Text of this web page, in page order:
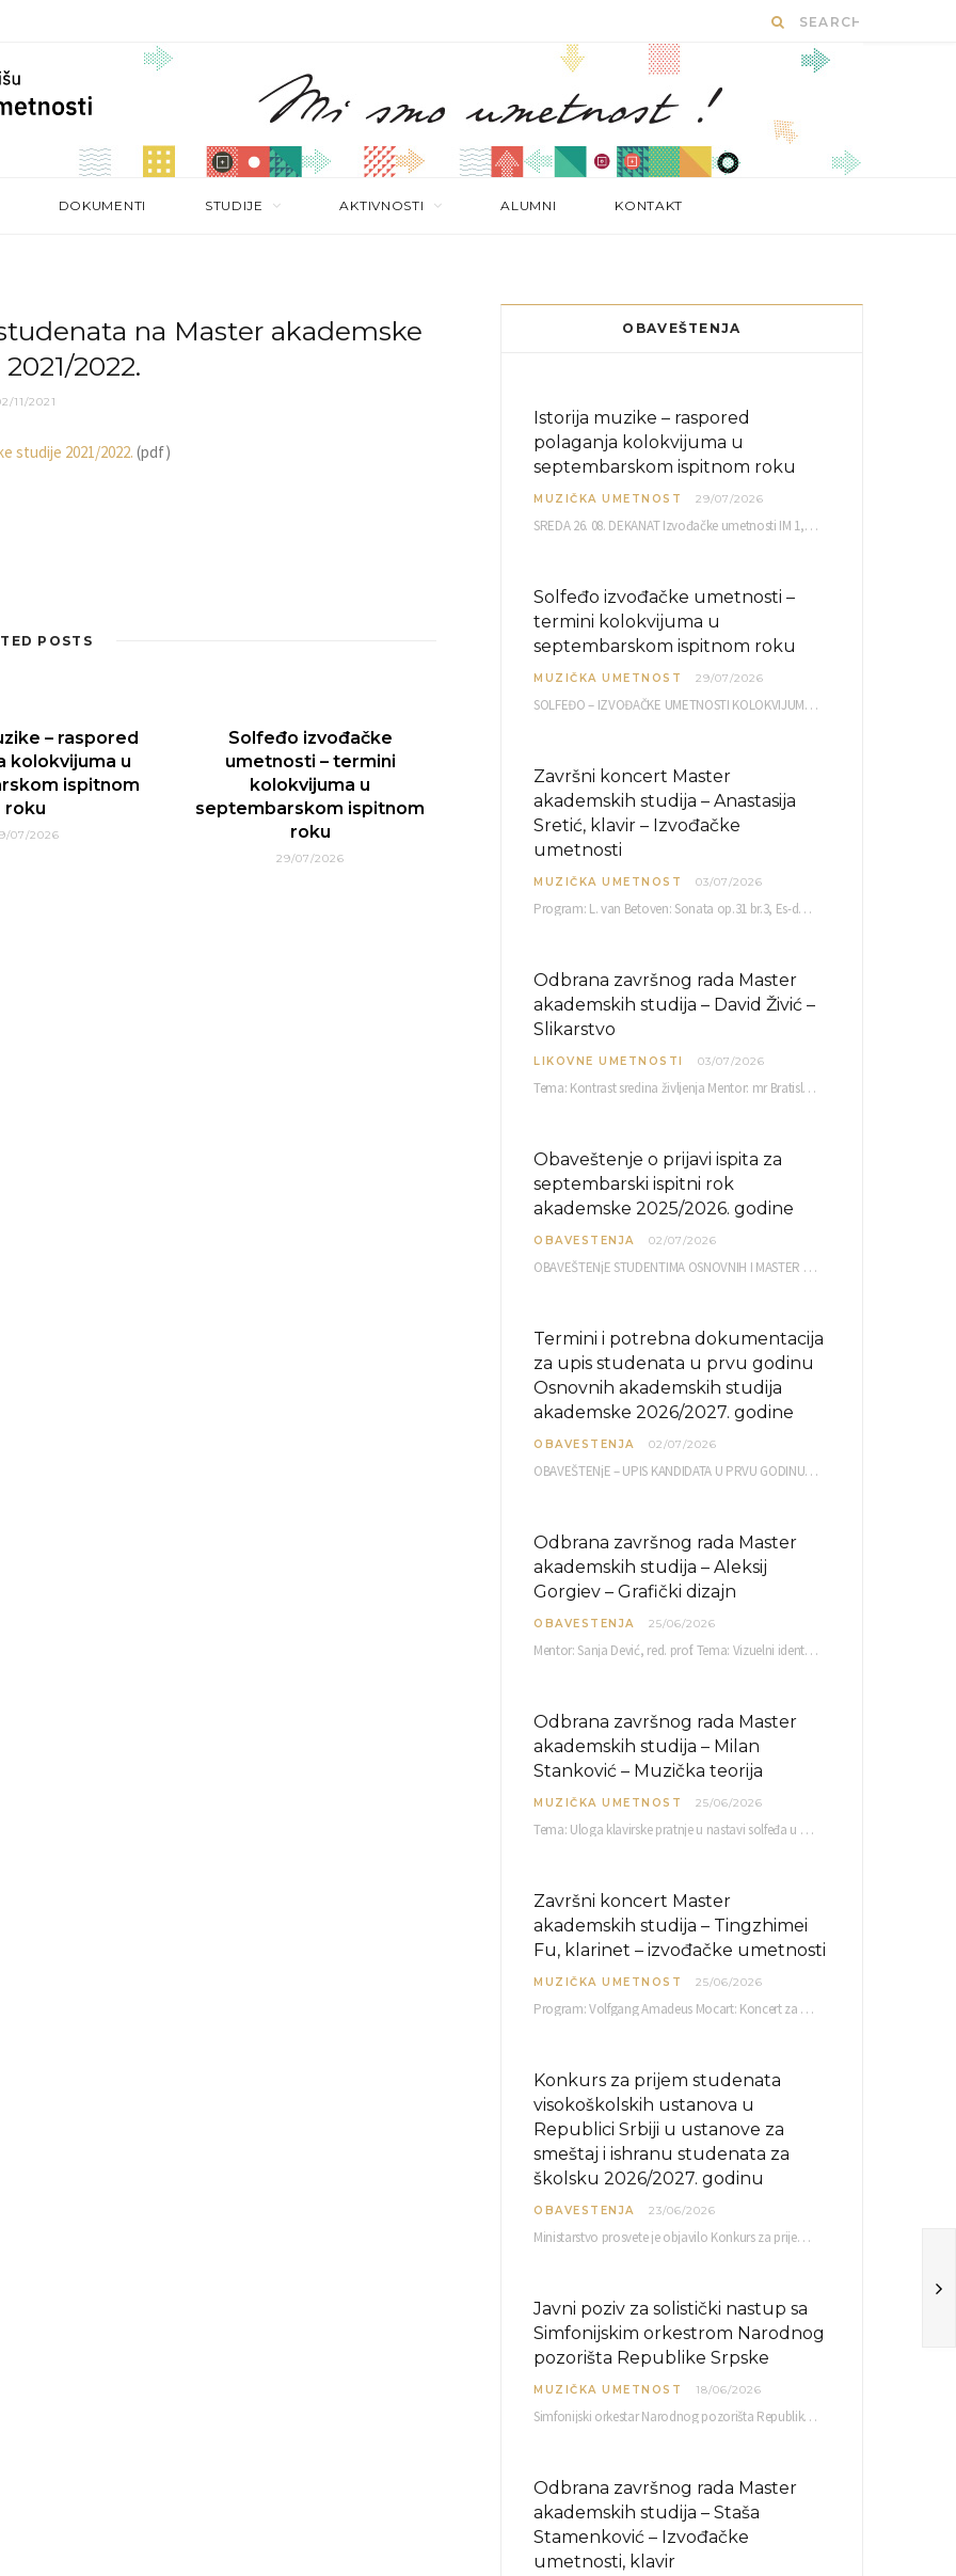
DOKUMENTI STUDIJE AKTIVNOSTI ALUMNI KONTAKT
na Master akademske
2022.
11/2021
studije 2021/2022. (pdf)
POSTS
– raspored
kolokvijuma u
ispitnom
roku
07/2026
Solfeđo izvođačke
umetnosti – termini
kolokvijuma u
septembarskom ispitnom
roku
29/07/2026
OBAVEŠTENJA
Istorija muzike – raspored
polaganja kolokvijuma u
septembarskom ispitnom roku
MUZIČKA UMETNOST 29/07/2026
SREDA 26. 08. DEKANAT Izvođačke umetnosti IM 1, 2 10,00 IM 3, 4 10,30 IM…
Solfeđo izvođačke umetnosti –
termini kolokvijuma u
septembarskom ispitnom roku
MUZIČKA UMETNOST 29/07/2026
SOLFEĐO – IZVOĐAČKE UMETNOSTI KOLOKVIJUM septembarski ispitni rok četvrtak, 03.09.2026. uč. br. 12 PISMENI…
Završni koncert Master
akademskih studija – Anastasija
Sretić, klavir – Izvođačke
umetnosti
MUZIČKA UMETNOST 03/07/2026
Program: L. van Betoven: Sonata op.31 br.3, Es-dur R. Šuman: Bečki karneval op.26 K. Debisi:…
Odbrana završnog rada Master
akademskih studija – David Živić –
Slikarstvo
LIKOVNE UMETNOSTI 03/07/2026
Tema: Kontrast sredina življenja Mentor: mr Bratislav Bašić, redovni profesor Sreda, 08.07.2026. u…
Obaveštenje o prijavi ispita za
septembarski ispitni rok
akademske 2025/2026. godine
OBAVESTENJA 02/07/2026
OBAVEŠTENjE STUDENTIMA OSNOVNIH I MASTER AKADEMSKIH STUDIJA ELEKTRONSKA PRIJAVA ISPITA za septembarski ispitni rok za…
Termini i potrebna dokumentacija
za upis studenata u prvu godinu
Osnovnih akademskih studija
akademske 2026/2027. godine
OBAVESTENJA 02/07/2026
OBAVEŠTENjE – UPIS KANDIDATA U PRVU GODINU OAS 10, 13, 14, 15. i…
Odbrana završnog rada Master
akademskih studija – Aleksij
Gorgiev – Grafički dizajn
OBAVESTENJA 25/06/2026
Mentor: Sanja Dević, red. prof. Tema: Vizuelni identitet linije nutricionističkih proizvoda Vita+: Od ambalaže do multimedijalne komunikacije Petak, 03. 07.…
Odbrana završnog rada Master
akademskih studija – Milan
Stanković – Muzička teorija
MUZIČKA UMETNOST 25/06/2026
Tema: Uloga klavirske pratnje u nastavi solfeđa u prvom ciklusu osnovne muzičke škole Mentor…
Završni koncert Master
akademskih studija – Tingzhimei
Fu, klarinet – izvođačke umetnosti
MUZIČKA UMETNOST 25/06/2026
Program: Volfgang Amadeus Mocart: Koncert za klarinet i orkestar, A-dur Mentor Miloš Mijatović, redovni profesor…
Konkurs za prijem studenata
visokoškolskih ustanova u
Republici Srbiji u ustanove za
smeštaj i ishranu studenata za
školsku 2026/2027. godinu
OBAVESTENJA 23/06/2026
Ministarstvo prosvete je objavilo Konkurs za prijem studenata visokoškolskih ustanova u Republici Srbiji u ustanove…
Javni poziv za solistički nastup sa
Simfonijskim orkestrom Narodnog
pozorišta Republike Srpske
MUZIČKA UMETNOST 18/06/2026
Simfonijski orkestar Narodnog pozorišta Republike Srpske raspisuje javni poziv za učešće u projektu „CRESCENDO: Nova…
Odbrana završnog rada Master
akademskih studija – Staša
Stamenković – Izvođačke
umetnosti, klavir